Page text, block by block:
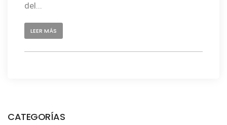
del...
LEER MÁS
CATEGORÍAS